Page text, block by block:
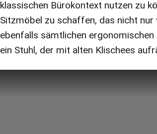
klassischen Bürokontext nutzen zu
Sitzmöbel zu schaffen, das nicht
ebenfalls sämtlichen
ein Stuhl, der mit alten Klischees